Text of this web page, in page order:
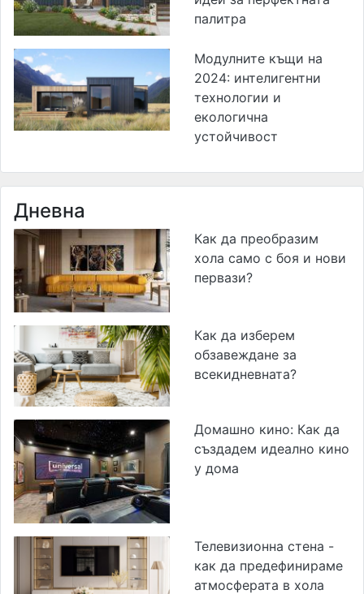
палитра
Модулните къщи на
2024: интелигентни
технологии и
екологична
устойчивост
Дневна
Как да преобразим
хола само с боя и нови
первази?
Как да изберем
обзавеждане за
всекидневната?
Домашно кино: Как да
създадем идеално кино
у дома
Телевизионна стена -
как да предефинираме
атмосферата в хола